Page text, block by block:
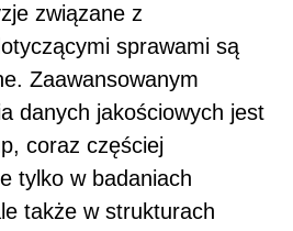
związane z
sprawami są
Zaawansowanym
danych jakościowych jest
coraz częściej
tylko w badaniach
także w strukturach